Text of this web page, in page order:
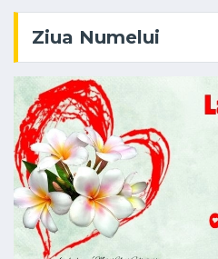
Ziua Numelui